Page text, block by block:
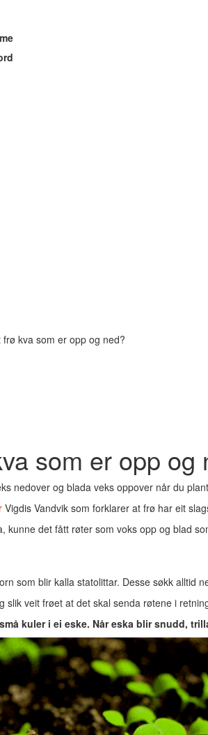
frø kva som er opp og ned?
som er opp og
nedover og blada veks oppover når du
Vigdis Vandvik som forklarer at frø har eit
kunne det fått røter som voks opp og blad
som blir kalla statolittar. Desse søkk alltid
slik veit frøet at det skal senda røtene i
kuler i ei eske. Når eska blir snudd,